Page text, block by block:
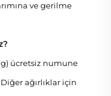
ve gerilme
g) ücretsiz numune
ağırlıklar için